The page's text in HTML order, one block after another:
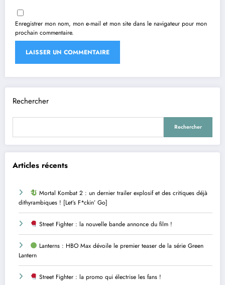
Enregistrer mon nom, mon e-mail et mon site dans le navigateur pour mon
prochain commentaire.
Rechercher
Rechercher
Articles récents
Mortal Kombat 2 : un dernier trailer explosif et des critiques déjà
dithyrambiques ! [Let’s F*ckin’ Go]
Street Fighter : la nouvelle bande annonce du film !
Lanterns : HBO Max dévoile le premier teaser de la série Green
Lantern
Street Fighter : la promo qui électrise les fans !